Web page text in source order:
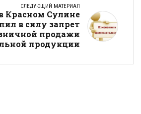
СЛЕДУЮЩИЙ МАТЕРИАЛ
Красном Сулине
в силу запрет
продажи
продукции